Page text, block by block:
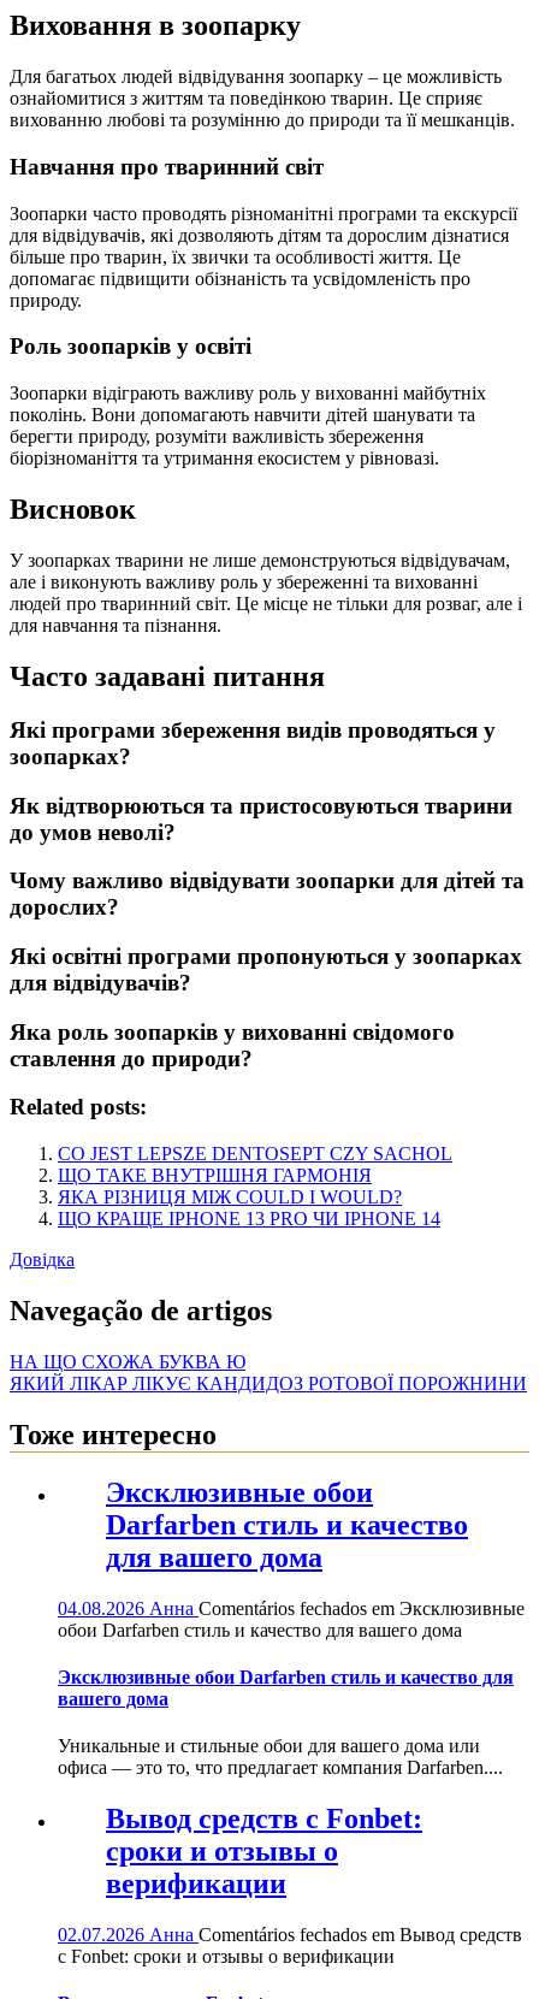
Виховання в зоопарку
Для багатьох людей відвідування зоопарку – це можливість
ознайомитися з життям та поведінкою тварин. Це сприяє
вихованню любові та розумінню до природи та її мешканців.
Навчання про тваринний світ
Зоопарки часто проводять різноманітні програми та екскурсії
для відвідувачів, які дозволяють дітям та дорослим дізнатися
більше про тварин, їх звички та особливості життя. Це
допомагає підвищити обізнаність та усвідомленість про
природу.
Роль зоопарків у освіті
Зоопарки відіграють важливу роль у вихованні майбутніх
поколінь. Вони допомагають навчити дітей шанувати та
берегти природу, розуміти важливість збереження
біорізноманіття та утримання екосистем у рівновазі.
Висновок
У зоопарках тварини не лише демонструються відвідувачам,
але і виконують важливу роль у збереженні та вихованні
людей про тваринний світ. Це місце не тільки для розваг, але і
для навчання та пізнання.
Часто задавані питання
Які програми збереження видів проводяться у
зоопарках?
Як відтворюються та пристосовуються тварини
до умов неволі?
Чому важливо відвідувати зоопарки для дітей та
дорослих?
Які освітні програми пропонуються у зоопарках
для відвідувачів?
Яка роль зоопарків у вихованні свідомого
ставлення до природи?
Related posts:
CO JEST LEPSZE DENTOSEPT CZY SACHOL
ЩО ТАКЕ ВНУТРІШНЯ ГАРМОНІЯ
ЯКА РІЗНИЦЯ МІЖ COULD I WOULD?
ЩО КРАЩЕ IPHONE 13 PRO ЧИ IPHONE 14
Довідка
Navegação de artigos
НА ЩО СХОЖА БУКВА Ю
ЯКИЙ ЛІКАР ЛІКУЄ КАНДИДОЗ РОТОВОЇ ПОРОЖНИНИ
Тоже интересно
Эксклюзивные обои
Darfarben стиль и качество
для вашего дома
04.08.2026 Анна Comentários fechados em Эксклюзивные
обои Darfarben стиль и качество для вашего дома
Эксклюзивные обои Darfarben стиль и качество для
вашего дома
Уникальные и стильные обои для вашего дома или
офиса — это то, что предлагает компания Darfarben....
Вывод средств с Fonbet:
сроки и отзывы о
верификации
02.07.2026 Анна Comentários fechados em Вывод средств
с Fonbet: сроки и отзывы о верификации